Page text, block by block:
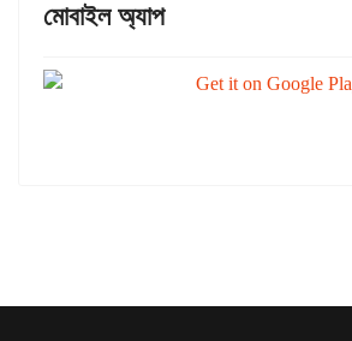
মোবাইল অ্যাপ